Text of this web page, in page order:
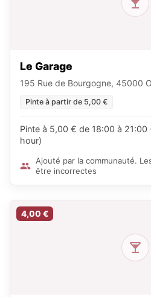
Le Garage
195 Rue de Bourgogne, 45000
Pinte à partir de 5,00 €
Pinte à 5,00 € de 18:00 à
hour)
Ajouté par la communauté.
être incorrectes
4,00 €